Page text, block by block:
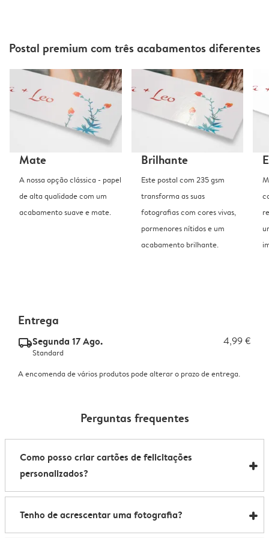
Postal premium com três acabamentos diferentes
Mate
A nossa opção clássica - papel
de alta qualidade com um
acabamento suave e mate.
Brilhante
Este postal com 235 gsm
transforma as suas
fotografias com cores vivas,
pormenores nítidos e um
acabamento brilhante.
Entrega
delivery_standard_v2Segunda 17 Ago. 4,99 €
Standard
A encomenda de vários produtos pode alterar o prazo de entrega.
Perguntas frequentes
Como posso criar cartões de felicitações
personalizados?
Utilize o nosso Estúdio de Criação para criar cartões
de felicitações personalizados online. Escolha um
esquema, altere o fundo e personalize-o com
Tenho de acrescentar uma fotografia?